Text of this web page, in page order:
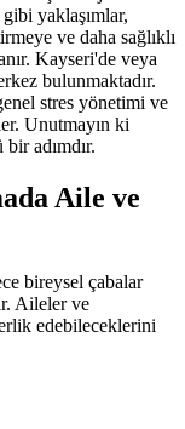
yaklaşımlar,
ve daha sağlıklı
Kayseri'de veya
bulunmaktadır.
stres yönetimi ve
Unutmayın ki
adımdır.
Aile ve
bireysel çabalar
Aileler ve
edebileceklerini